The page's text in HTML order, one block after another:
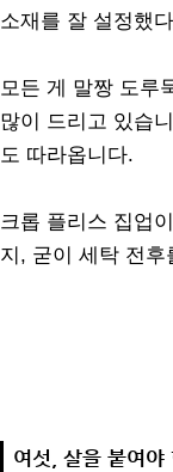
소재를 잘 설정했
모든 게 말짱 도루
많이 드리고 있습
도 따라옵니다.
크롭 플리스 집업
지, 굳이 세탁 전
여섯, 살을 붙여야